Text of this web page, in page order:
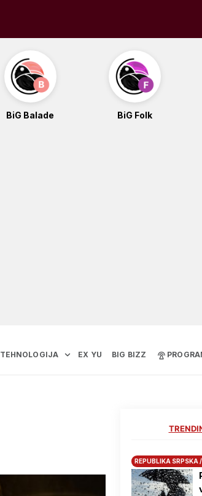
BiG Balade BiG Folk
TEHNOLOGIJA EX YU BIG BIZZ
REPUBLIKA SRPSKA